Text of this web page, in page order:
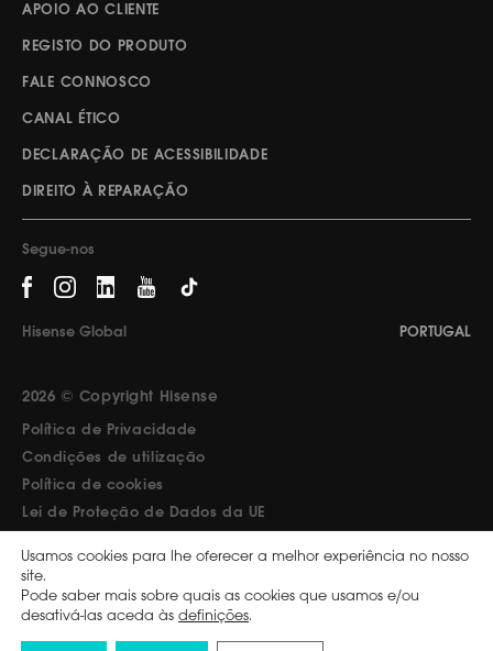
APOIO AO CLIENTE
REGISTO DO PRODUTO
FALE CONNOSCO
CANAL ÉTICO
DECLARAÇÃO DE ACESSIBILIDADE
DIREITO À REPARAÇÃO
Segue-nos
Hisense Global PORTUGAL
2026 © Copyright Hisense
Política de Privacidade
Condições de utilização
Política de cookies
Lei de Proteção de Dados da UE
Usamos cookies para lhe oferecer a melhor experiência no nosso
site.
Pode saber mais sobre quais as cookies que usamos e/ou
desativá-las aceda às definições.